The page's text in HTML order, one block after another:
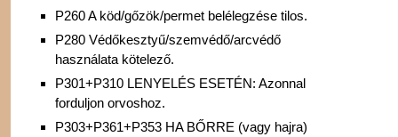
P260 A köd/gőzök/permet belélegzése tilos.
P280 Védőkesztyű/szemvédő/arcvédő
használata kötelező.
P301+P310 LENYELÉS ESETÉN: Azonnal
forduljon orvoshoz.
P303+P361+P353 HA BŐRRE (vagy hajra)